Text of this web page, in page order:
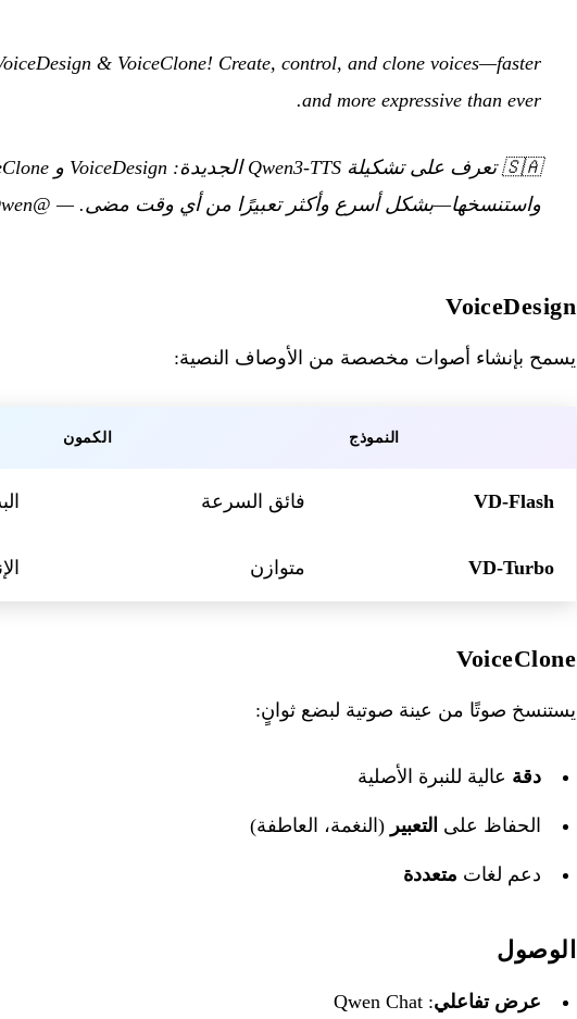
& VoiceClone! Create, control, and clone voices—faster
and more expressive than ever.
🇸🇦
واستنسخها—بشكل أسرع وأكثر تعبيرًا من أي وقت مضى. — @Alibaba_Qwen على X
VoiceDesign
يسمح بإنشاء أصوات مخصصة من الأوصاف النصية:
النموذج الكمون
VD-Flash فائق السرعة
VD-Turbo متوازن
VoiceClone
يستنسخ صوتًا من عينة صوتية لبضع ثوانٍ:
دقة عالية للنبرة الأصلية
الحفاظ على التعبير (النغمة، العاطفة)
دعم لغات متعددة
الوصول
عرض تفاعلي:
Qwen Chat